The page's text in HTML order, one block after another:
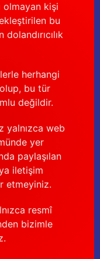
olmayan kişi
bu
herhangi
bu tür
değildir.
yalnızca web
yer
paylaşılan
iletişim
etmeyiniz.
resmî
bizimle